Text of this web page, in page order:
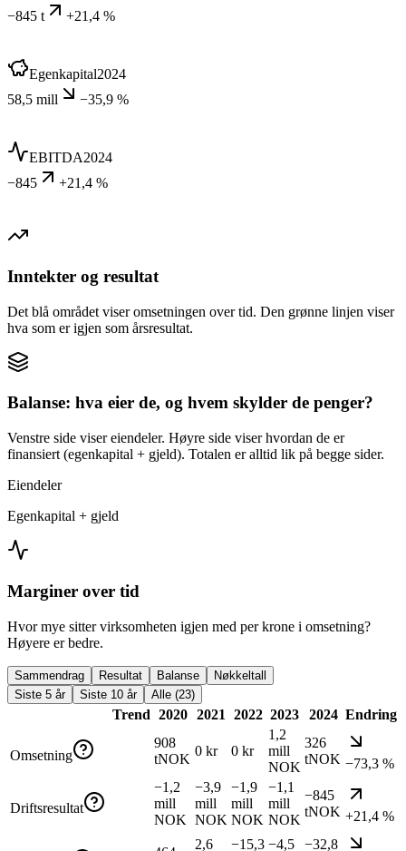
−845 t
+21,4 %
Egenkapital2024
58,5 mill
−35,9 %
EBITDA2024
−845
+21,4 %
Inntekter og resultat
Det blå området viser omsetningen over tid. Den grønne linjen viser
hva som er igjen som årsresultat.
Balanse: hva eier de, og hvem skylder de penger?
Venstre side viser eiendeler. Høyre side viser hvordan de er
finansiert (egenkapital + gjeld). Totalen er alltid lik på begge sider.
Eiendeler
Egenkapital + gjeld
Marginer over tid
Hvor mye sitter virksomheten igjen med per krone i omsetning?
Høyere er bedre.
Sammendrag Resultat Balanse
Nøkkeltall
Siste 5 år
Siste 10 år Alle (23)
Trend 2020 2021 2022 2023 2024 Endring
Omsetning
908
tNOK
0 kr 0 kr
1,2
mill
NOK
326
tNOK −73,3 %
Driftsresultat
−1,2
mill
NOK
−3,9
mill
NOK
−1,9
mill
NOK
−1,1
mill
NOK
−845
tNOK +21,4 %
2,6 −15,3 −4,5 −32,8